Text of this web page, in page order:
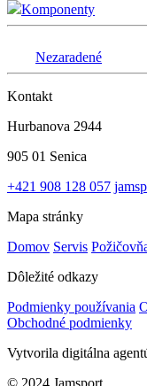
Komponenty
Nezaradené
Kontakt
Hurbanova 2944
905 01 Senica
+421 908 128 057
Mapa stránky
Domov Servis
Dôležité odkazy
Podmienky používania
Obchodné podmienky
Vytvorila digitálna
© 2024 Jamsport